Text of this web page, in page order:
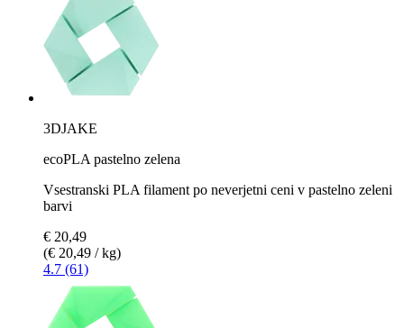
3DJAKE
ecoPLA pastelno zelena
Vsestranski PLA filament po neverjetni ceni v pastelno zeleni
barvi
€ 20,49
(€ 20,49 / kg)
4.7 (61)